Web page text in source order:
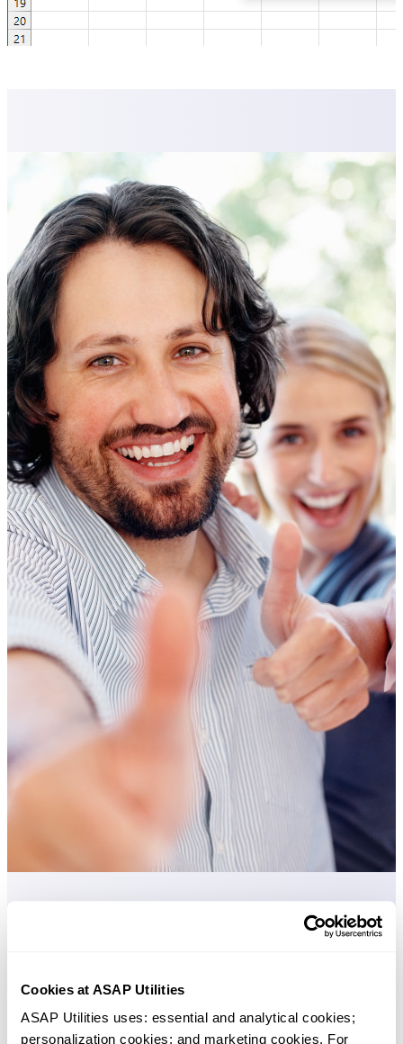
Cookies at ASAP Utilities
ASAP Utilities uses: essential and analytical cookies;
personalization cookies; and marketing cookies. For
Praktische tools die veel Excel-gebruikers in Excel missen.
Een verzameling tools voor het vullen en toevoegen van gegevens.